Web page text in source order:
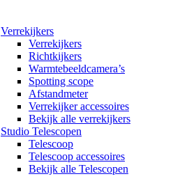
Verrekijkers
Verrekijkers
Richtkijkers
Warmtebeeldcamera’s
Spotting scope
Afstandmeter
Verrekijker accessoires
Bekijk alle verrekijkers
Studio Telescopen
Telescoop
Telescoop accessoires
Bekijk alle Telescopen